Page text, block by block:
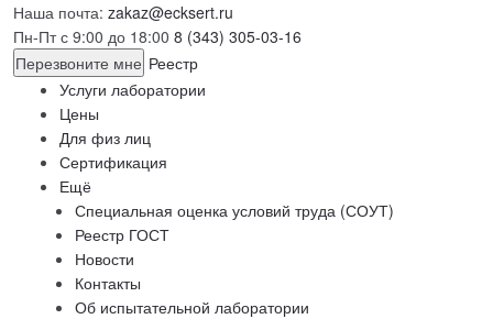
Наша почта: zakaz@ecksert.ru
Пн-Пт с 9:00 до 18:00 8 (343) 305-03-16
Перезвоните мне Реестр
Услуги лаборатории
Цены
Для физ лиц
Сертификация
Ещё
Специальная оценка условий труда (СОУТ)
Реестр ГОСТ
Новости
Контакты
Об испытательной лаборатории